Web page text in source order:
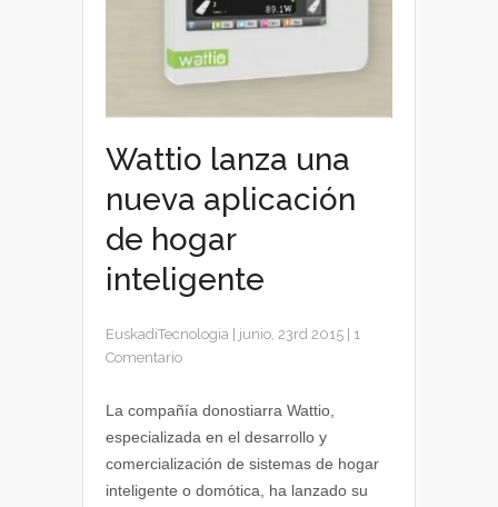
Wattio lanza una
nueva aplicación
de hogar
inteligente
EuskadiTecnologia junio, 23rd 2015
1
Comentario
La compañía donostiarra Wattio,
especializada en el desarrollo y
comercialización de sistemas de hogar
inteligente o domótica, ha lanzado su